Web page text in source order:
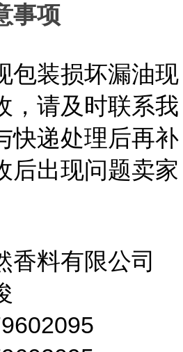
事项
包装损坏漏油现
，请及时联系我
快递处理后再补
后出现问题卖家
香料有限公司